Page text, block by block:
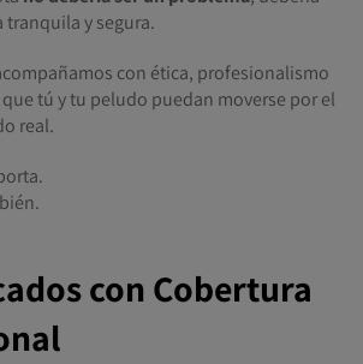
tranquila y segura.
con ética, profesionalismo
tú y tu peludo puedan moverse por el
real.
con Cobertura